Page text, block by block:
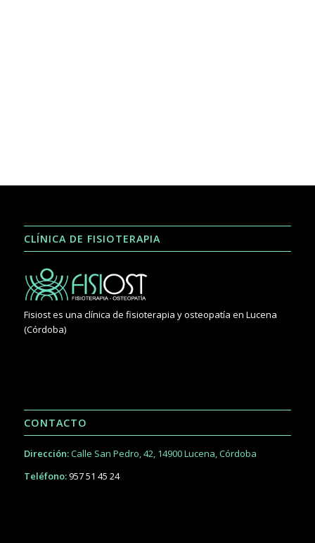
CLÍNICA DE FISIOTERAPIA
Fisiost es una clínica de fisioterapia y osteopatía en Lucena
(Córdoba)
CONTACTO
Dirección:Calle San Pedro, 42, 14900 Lucena, Córdoba
Teléfono:957 51 45 24